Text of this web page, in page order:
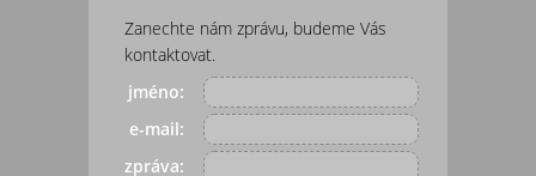
Zanechte nám zprávu, budeme Vás
kontaktovat.
jméno:
e-mail:
zpráva: